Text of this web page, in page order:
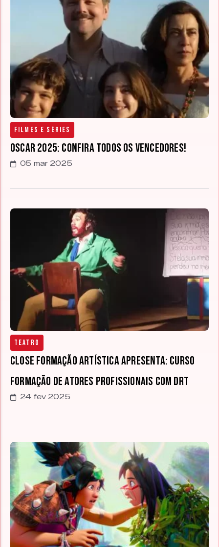
Filmes e Séries
Oscar 2025: confira todos os vencedores!
05 mar 2025
Teatro
Close Formação Artística apresenta: Curso
Formação de Atores Profissionais com DRT
24 fev 2025